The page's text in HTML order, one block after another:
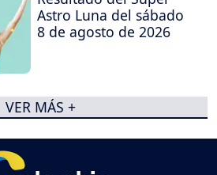
Astro Luna del sábado
8 de agosto de 2026
VER MÁS +